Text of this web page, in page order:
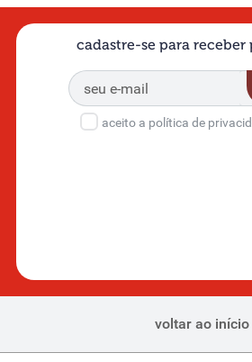
cadastre-se para receber
aceito a política de
voltar ao início